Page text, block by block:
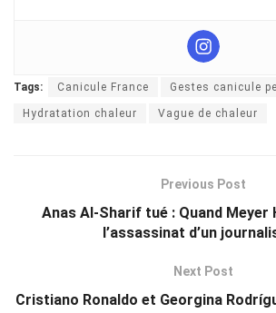
Tags: Canicule France Gestes canicule
Hydratation chaleur Vague de chaleur
Previous Post
Anas Al-Sharif tué : Quand Meyer
l’assassinat d’un
Next Post
Cristiano Ronaldo et Georgina